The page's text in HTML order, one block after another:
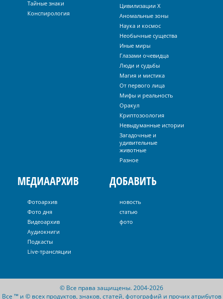
Тайные знаки
Конспирология
Цивилизации Х
Аномальные зоны
Наука и космос
Необычные существа
Иные миры
Глазами очевидца
Люди и судьбы
Магия и мистика
От первого лица
Мифы и реальность
Оракул
Криптозоология
Невыдуманные истории
Загадочные и
удивительные
животные
Разное
МЕДИААРХИВ
Фотоархив
Фото дня
Видеоархив
Аудиокниги
Подкасты
Live-трансляции
ДОБАВИТЬ
новость
статью
фото
© Все права защищены. 2004-2026
Все ™ и © всех продуктов, знаков, статей, фотографий и прочих атрибутов